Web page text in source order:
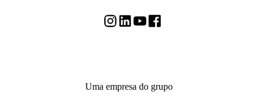
Uma empresa do grupo